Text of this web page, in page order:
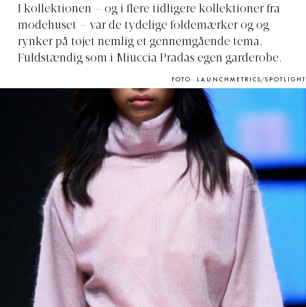
I kollektionen – og i flere tidligere kollektioner fra
modehuset – var de tydelige foldemærker og og
rynker på tøjet nemlig et gennemgående tema.
Fuldstændig som i Miuccia Pradas egen garderobe.
FOTO: LAUNCHMETRICS/SPOTLIGHT